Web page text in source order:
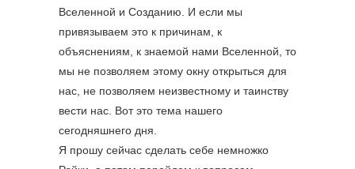
Вселенной и Созданию. И если мы
привязываем это к причинам, к
объяснениям, к знаемой нами Вселенной, то
мы не позволяем этому окну открыться для
нас, не позволяем неизвестному и таинству
вести нас. Вот это тема нашего
сегодняшнего дня.
Я прошу сейчас сделать себе немножко